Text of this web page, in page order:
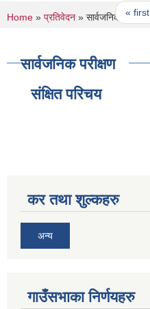
Pages
« first
You are here
Home » प्रतिवेदन » सार्वजनिक परीक्षण
सार्वजनिक परीक्षण
संक्षित परिचय
कर तथा शुल्कहरु
अन्य
गाउँसभाका निर्णयहरु